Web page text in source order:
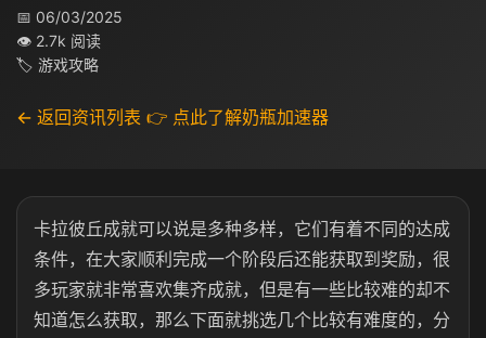
📅 06/03/2025
👁 2.7k 阅读
🏷 游戏攻略
← 返回资讯列表 👉 点此了解奶瓶加速器
卡拉彼丘成就可以说是多种多样，它们有着不同的达成
条件，在大家顺利完成一个阶段后还能获取到奖励，很
多玩家就非常喜欢集齐成就，但是有一些比较难的却不
知道怎么获取，那么下面就挑选几个比较有难度的，分